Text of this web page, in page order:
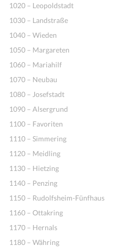
1020 – Leopoldstadt
1030 – Landstraße
1040 – Wieden
1050 – Margareten
1060 – Mariahilf
1070 – Neubau
1080 – Josefstadt
1090 – Alsergrund
1100 – Favoriten
1110 – Simmering
1120 – Meidling
1130 – Hietzing
1140 – Penzing
1150 – Rudolfsheim-Fünfhaus
1160 – Ottakring
1170 – Hernals
1180 – Währing